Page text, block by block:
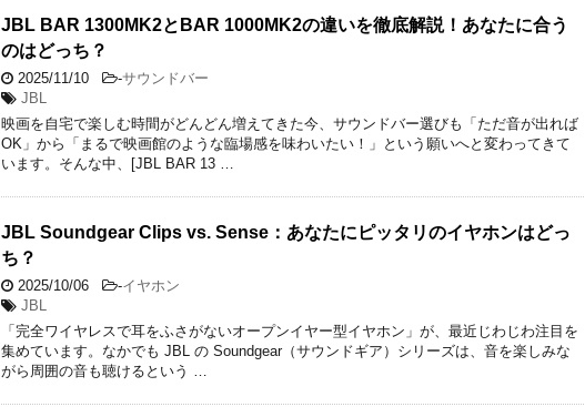
JBL BAR 1300MK2とBAR 1000MK2の違いを徹底解説！あなたに合う
のはどっち？
2025/11/10 -サウンドバー
JBL
映画を自宅で楽しむ時間がどんどん増えてきた今、サウンドバー選びも「ただ音が出れば
OK」から「まるで映画館のような臨場感を味わいたい！」という願いへと変わってきて
います。そんな中、[JBL BAR 13 …
JBL Soundgear Clips vs. Sense：あなたにピッタリのイヤホンはどっ
ち？
2025/10/06 -イヤホン
JBL
「完全ワイヤレスで耳をふさがないオープンイヤー型イヤホン」が、最近じわじわ注目を
集めています。なかでも JBL の Soundgear（サウンドギア）シリーズは、音を楽しみな
がら周囲の音も聴けるという …